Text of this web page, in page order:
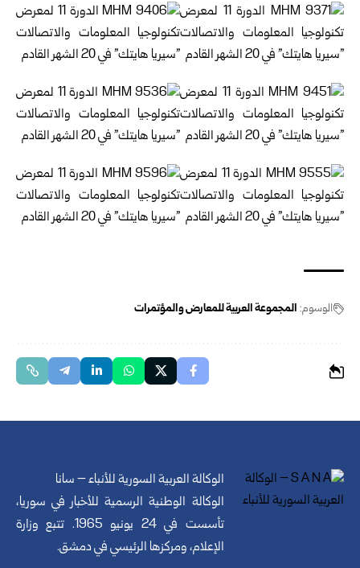
الوسوم: المجموعة العربية للمعارض والمؤتمرات
الوكالة العربية السورية للأنباء – سانا
الوكالة الوطنية الرسمية للأخبار في سوريا،
تأسست في 24 يونيو 1965. تتبع وزارة
الإعلام، ومركزها الرئيسي في دمشق.